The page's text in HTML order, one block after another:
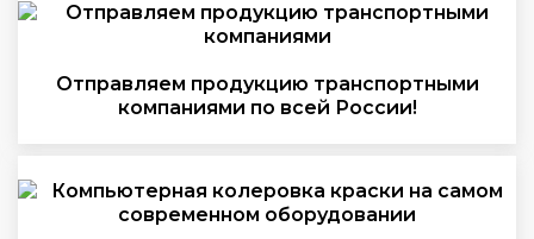
Отправляем продукцию транспортными
компаниями по всей России!